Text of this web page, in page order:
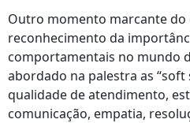
Outro momento marcante do
reconhecimento da
comportamentais no mundo
abordado na palestra as “soft
qualidade de atendimento,
comunicação, empatia,